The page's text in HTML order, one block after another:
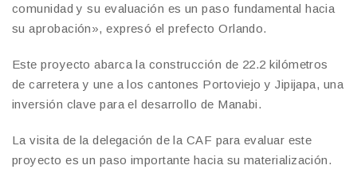
comunidad y su evaluación es un paso fundamental hacia
su aprobación», expresó el prefecto Orlando.
Este proyecto abarca la construcción de 22.2 kilómetros
de carretera y une a los cantones Portoviejo y Jipijapa, una
inversión clave para el desarrollo de Manabi.
La visita de la delegación de la CAF para evaluar este
proyecto es un paso importante hacia su materialización.